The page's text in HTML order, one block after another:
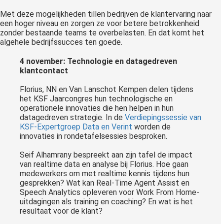
Met deze mogelijkheden tillen bedrijven de klantervaring naar
een hoger niveau en zorgen ze voor betere betrokkenheid
zonder bestaande teams te overbelasten. En dat komt het
algehele bedrijfssucces ten goede.
4 november: Technologie en datagedreven
klantcontact
Florius, NN en Van Lanschot Kempen delen tijdens
het KSF Jaarcongres hun technologische en
operationele innovaties die hen helpen in hun
datagedreven strategie. In de Verdiepingssessie van
KSF-Expertgroep Data en Verint worden de
innovaties in rondetafelsessies besproken.
Seif Alhamrany bespreekt aan zijn tafel de impact
van realtime data en analyse bij Florius. Hoe gaan
medewerkers om met realtime kennis tijdens hun
gesprekken? Wat kan Real-Time Agent Assist en
Speech Analytics opleveren voor Work From Home-
uitdagingen als training en coaching? En wat is het
resultaat voor de klant?